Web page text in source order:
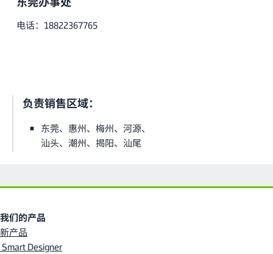
电话：18822367765
负责销售区域：
东莞、惠州、梅州、河源、
汕头、潮州、揭阳、汕尾
我们的产品
新产品
Smart Designer